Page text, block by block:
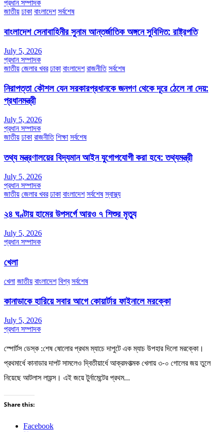
প্রধান সম্পাদক
জাতীয় ঢাকা বাংলাদেশ সর্বশেষ
বাংলাদেশ সেনাবাহিনীর সুনাম আন্তর্জাতিক অঙ্গনে সুবিদিত: রাষ্ট্রপতি
July 5, 2026
প্রধান সম্পাদক
জাতীয় জেলার খবর ঢাকা বাংলাদেশ রাজনীতি সর্বশেষ
নিরাপত্তা কৌশল যেন সরকারপ্রধানকে জনগণ থেকে দূরে ঠেলে না দেয়:
প্রধানমন্ত্রী
July 5, 2026
প্রধান সম্পাদক
জাতীয় ঢাকা রাজনীতি শিক্ষা সর্বশেষ
তথ্য মন্ত্রণালয়ের বিদ্যমান আইন যুগোপযোগী করা হবে: তথ্যমন্ত্রী
July 5, 2026
প্রধান সম্পাদক
জাতীয় জেলার খবর ঢাকা বাংলাদেশ সর্বশেষ স্বাস্থ্য
২৪ ঘণ্টায় হামের উপসর্গে আরও ৭ শিশুর মৃত্যু
July 5, 2026
প্রধান সম্পাদক
খেলা
খেলা জাতীয় বাংলাদেশ বিশ্ব সর্বশেষ
কানাডাকে হারিয়ে সবার আগে কোয়ার্টার ফাইনালে মরক্কো
July 5, 2026
প্রধান সম্পাদক
স্পোর্টস ডেস্ক :শেষ ষোলোর প্রথম ম্যাচে দাপুটে এক ম্যাচ উপহার দিলো মরক্কো।
প্রথমার্ধে কানাডার দাপট সামলেও দ্বিতীয়ার্ধে আক্রমণাত্মক খেলায় ৩-০ গোলের জয় তুলে
নিয়েছে আটলাস লায়ন্স। এই জয়ে টুর্নামেন্টের প্রথম…
Share this:
Facebook